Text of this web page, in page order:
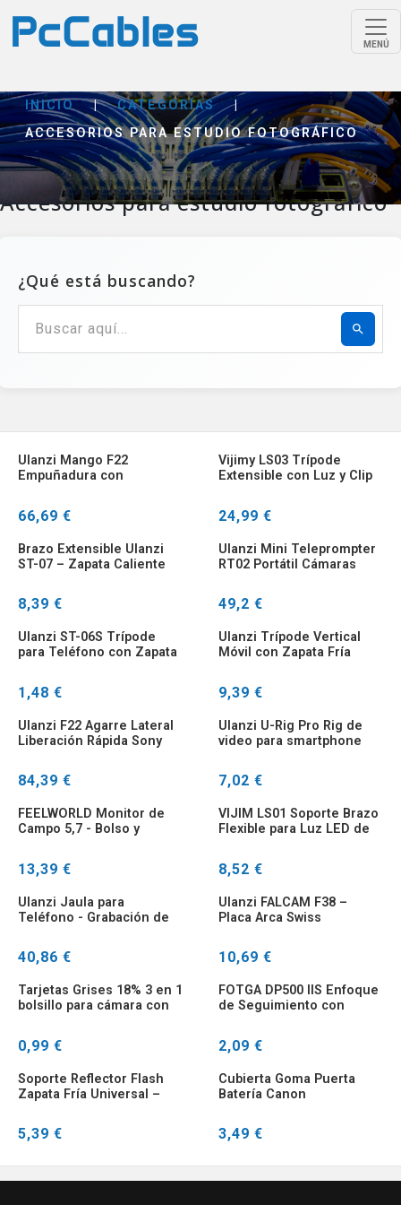
MENÚ
INICIO | CATEGORÍAS
|
ACCESORIOS PARA ESTUDIO FOTOGRÁFICO
Accesorios para estudio fotográfico
¿Qué está buscando?
Ulanzi Mango F22
Empuñadura con
66,69 €
Vijimy LS03 Trípode
Extensible con Luz y Clip
24,99 €
Brazo Extensible Ulanzi
ST-07 – Zapata Caliente
8,39 €
Ulanzi Mini Teleprompter
RT02 Portátil Cámaras
49,2 €
Ulanzi ST-06S Trípode
para Teléfono con Zapata
1,48 €
Ulanzi Trípode Vertical
Móvil con Zapata Fría
9,39 €
Ulanzi F22 Agarre Lateral
Liberación Rápida Sony
84,39 €
Ulanzi U-Rig Pro Rig de
video para smartphone
7,02 €
FEELWORLD Monitor de
Campo 5,7 - Bolso y
13,39 €
VIJIM LS01 Soporte Brazo
Flexible para Luz LED de
8,52 €
Ulanzi Jaula para
Teléfono - Grabación de
40,86 €
Ulanzi FALCAM F38 –
Placa Arca Swiss
10,69 €
Tarjetas Grises 18% 3 en 1
bolsillo para cámara con
0,99 €
FOTGA DP500 IIS Enfoque
de Seguimiento con
2,09 €
Soporte Reflector Flash
Zapata Fría Universal –
5,39 €
Cubierta Goma Puerta
Batería Canon
3,49 €